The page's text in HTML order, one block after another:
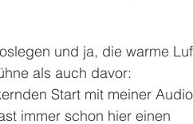
und ja, die warme
als auch davor:
Start mit meiner
immer schon hier einen